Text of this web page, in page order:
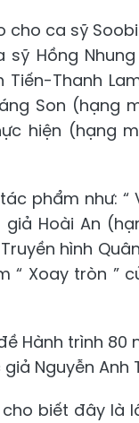
ca sỹ
Hồng
Tiến-Thanh
Son (hạng
hiện (hạng
phẩm như: “
Hoài An
hình
“ Xoay tròn ”
Hành trình
Nguyễn Anh
biết đây là